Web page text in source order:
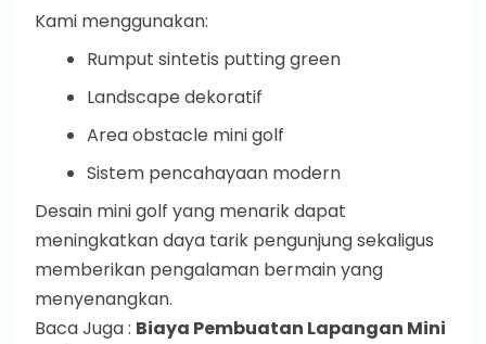
Kami menggunakan:
Rumput sintetis putting green
Landscape dekoratif
Area obstacle mini golf
Sistem pencahayaan modern
Desain mini golf yang menarik dapat
meningkatkan daya tarik pengunjung sekaligus
memberikan pengalaman bermain yang
menyenangkan.
Baca Juga : Biaya Pembuatan Lapangan Mini